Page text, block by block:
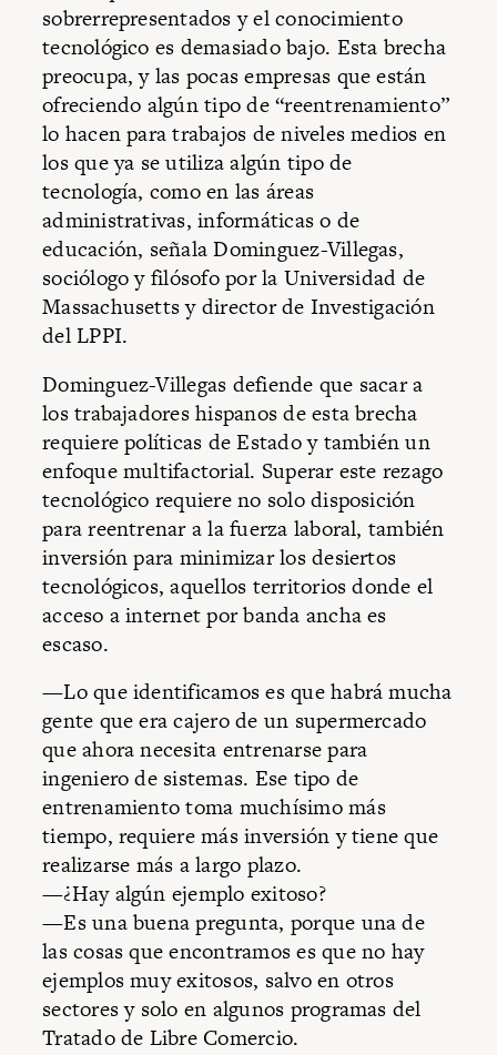
sobrerrepresentados y el conocimiento
tecnológico es demasiado bajo. Esta brecha
preocupa, y las pocas empresas que están
ofreciendo algún tipo de “reentrenamiento”
lo hacen para trabajos de niveles medios en
los que ya se utiliza algún tipo de
tecnología, como en las áreas
administrativas, informáticas o de
educación, señala Dominguez-Villegas,
sociólogo y filósofo por la Universidad de
Massachusetts y director de Investigación
del LPPI.
Dominguez-Villegas defiende que sacar a
los trabajadores hispanos de esta brecha
requiere políticas de Estado y también un
enfoque multifactorial. Superar este rezago
tecnológico requiere no solo disposición
para reentrenar a la fuerza laboral, también
inversión para minimizar los desiertos
tecnológicos, aquellos territorios donde el
acceso a internet por banda ancha es
escaso.
—Lo que identificamos es que habrá mucha
gente que era cajero de un supermercado
que ahora necesita entrenarse para
ingeniero de sistemas. Ese tipo de
entrenamiento toma muchísimo más
tiempo, requiere más inversión y tiene que
realizarse más a largo plazo.
—¿Hay algún ejemplo exitoso?
—Es una buena pregunta, porque una de
las cosas que encontramos es que no hay
ejemplos muy exitosos, salvo en otros
sectores y solo en algunos programas del
Tratado de Libre Comercio.